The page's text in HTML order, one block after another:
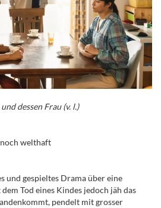
dessen Frau(v. l.)
welthaft
und gespieltes Drama über eine
Tod eines Kindes jedoch jäh das
pendelt mit grosser